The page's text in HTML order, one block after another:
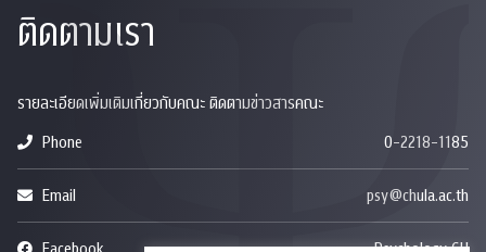
ติดตามเรา
รายละเอียดเพิ่มเติมเกี่ยวกับคณะ ติดตามข่าวสารคณะ
Phone
0-2218-1185
Email psy@chula.ac.th